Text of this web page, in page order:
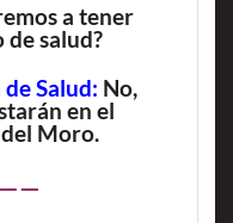
a tener
de salud?
Salud: No,
en el
Moro.